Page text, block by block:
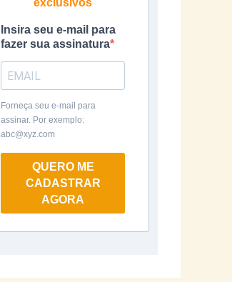
exclusivos
Insira seu e-mail para
fazer sua assinatura
Forneça seu e-mail para
assinar. Por exemplo:
abc@xyz.com
QUERO ME
CADASTRAR
AGORA